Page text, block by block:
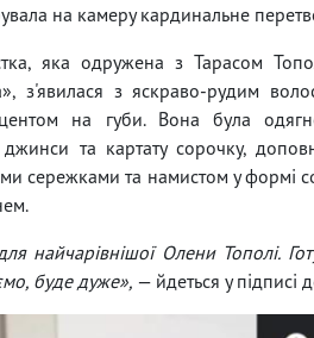
на камеру кардинальне
яка одружена з Тарасом
з'явилася з яскраво-рудим
на губи. Вона була
та картату сорочку,
сережками та намистом у формі
найчарівнішої Олени Тополі.
буде дуже», — йдеться у підписі